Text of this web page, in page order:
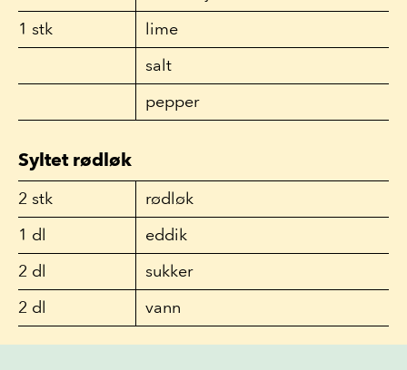
1 stk
lime
salt
pepper
Syltet rødløk
2 stk
rødløk
1 dl
eddik
2 dl
sukker
2 dl vann